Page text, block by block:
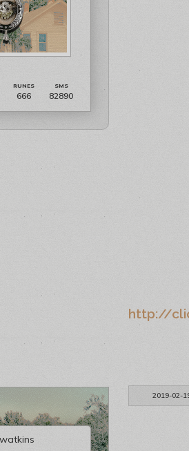
666 82890
http://
2019-02-